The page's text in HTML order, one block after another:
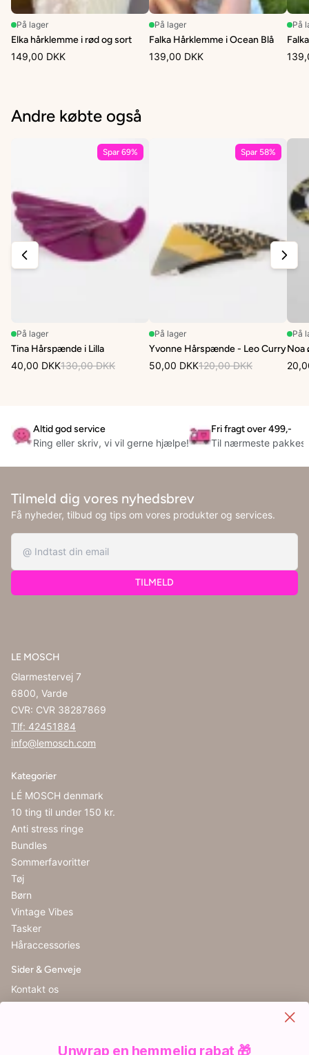
På lager
Elka hårklemme i rød og sort
149,00 DKK
På lager
Falka Hårklemme i Ocean Blå
139,00 DKK
På
Andre købte også
Spar 69%
På lager
Tina Hårspænde i Lilla
40,00 DKK130,00 DKK
Spar 58%
På lager
Yvonne Hårspænde - Leo Curry
50,00 DKK120,00 DKK
På
Noa
Altid god service
Ring eller skriv, vi vil gerne hjælpe!
Fri fragt over 499,-
Til nærmeste
Tilmeld dig vores nyhedsbrev
Få nyheder, tilbud og tips om vores produkter og services.
TILMELD
LE MOSCH
Glarmestervej 7
6800, Varde
CVR: CVR 38287869
Tlf: 42451884
info@lemosch.com
Kategorier
LÉ MOSCH denmark
10 ting til under 150 kr.
Anti stress ringe
Bundles
Sommerfavoritter
Tøj
Børn
Vintage Vibes
Tasker
Håraccessories
Sider & Genveje
Kontakt os
Handelsbetingelser
Unwrap en hemmelig rabat 🎁